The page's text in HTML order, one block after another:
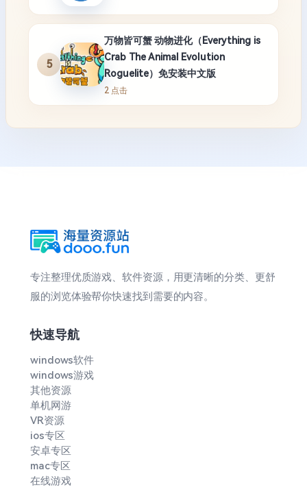
5
万物皆可蟹 动物进化（Everything is
Crab The Animal Evolution
Roguelite）免安装中文版
2 点击
专注整理优质游戏、软件资源，用更清晰的分类、更舒
服的浏览体验帮你快速找到需要的内容。
快速导航
windows软件
windows游戏
其他资源
单机网游
VR资源
ios专区
安卓专区
mac专区
在线游戏